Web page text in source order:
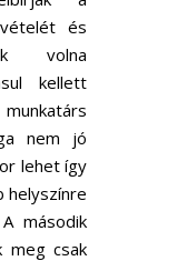
és
volna
kellett
nem jó
lehet így
helyszínre
második
meg csak